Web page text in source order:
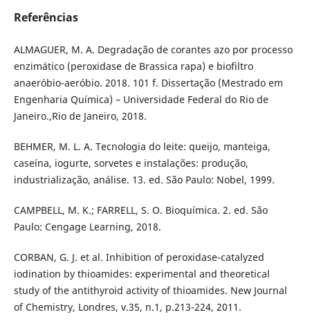
Referências
ALMAGUER, M. A. Degradação de corantes azo por processo
enzimático (peroxidase de Brassica rapa) e biofiltro
anaeróbio-aeróbio. 2018. 101 f. Dissertação (Mestrado em
Engenharia Química) – Universidade Federal do Rio de
Janeiro.,Rio de Janeiro, 2018.
BEHMER, M. L. A. Tecnologia do leite: queijo, manteiga,
caseína, iogurte, sorvetes e instalações: produção,
industrialização, análise. 13. ed. São Paulo: Nobel, 1999.
CAMPBELL, M. K.; FARRELL, S. O. Bioquímica. 2. ed. São
Paulo: Cengage Learning, 2018.
CORBAN, G. J. et al. Inhibition of peroxidase-catalyzed
iodination by thioamides: experimental and theoretical
study of the antithyroid activity of thioamides. New Journal
of Chemistry, Londres, v.35, n.1, p.213-224, 2011.